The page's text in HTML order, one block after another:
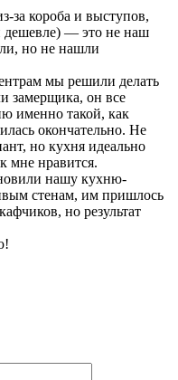
за короба и выступов,
дешевле) — это не наш
но не нашли
мы решили делать
замерщика, он все
именно такой, как
окончательно. Не
но кухня идеально
мне нравится.
нашу кухню-
стенам, им пришлось
но результат